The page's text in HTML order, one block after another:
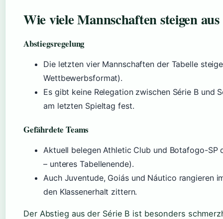
Wie viele Mannschaften steigen
Abstiegsregelung
Die letzten vier Mannschaften der Tabelle
Wettbewerbsformat).
Es gibt keine Relegation zwischen Série B und
am letzten Spieltag fest.
Gefährdete Teams
Aktuell belegen Athletic Club und Botafogo-SP
– unteres Tabellenende).
Auch Juventude, Goiás und Náutico rangieren
den Klassenerhalt zittern.
Der Abstieg aus der Série B ist besonders